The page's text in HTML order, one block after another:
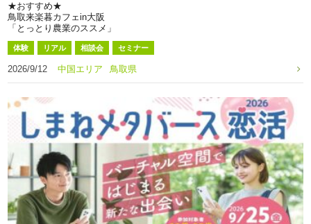
★おすすめ★
鳥取来楽暮カフェin大阪
「とっとり農業のススメ」
体験 リアル 相談会 セミナー
2026/9/12 中国エリア 鳥取県